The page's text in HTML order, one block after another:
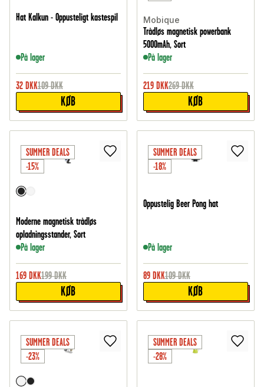
Hat Kalkun - Oppusteligt kastespil
På lager
32 DKK109 DKK
KØB
Mobique
Trådløs magnetisk powerbank
5000mAh, Sort
På lager
219 DKK269 DKK
KØB
SUMMER DEALS
-15%
Moderne magnetisk trådløs
opladningsstander, Sort
På lager
169 DKK199 DKK
KØB
SUMMER DEALS
-18%
Oppustelig Beer Pong hat
På lager
89 DKK109 DKK
KØB
SUMMER DEALS
-23%
SUMMER DEALS
-28%